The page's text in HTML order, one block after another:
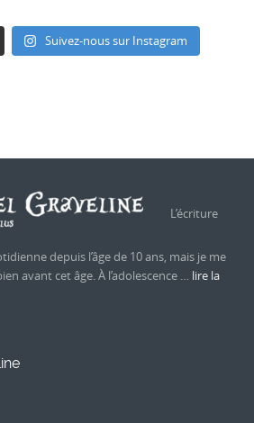
Suivez-nous sur Instagram
L’écriture
depuis l’âge de 10 ans, mais je me
avant cet âge. À l’adolescence … lire la